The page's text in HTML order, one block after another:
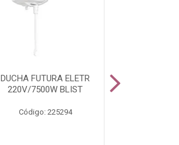
DUCHA FUTURA ELETR
220V/7500W BLIST
Código: 225294